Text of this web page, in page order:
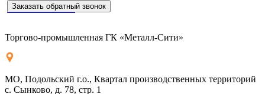
+7 917 555-10-10
Заказать обратный звонок
Торгово-промышленная ГК «Металл-Сити»
МО, Подольский г.о., Квартал производственных территорий
с. Сынково, д. 78, стр. 1